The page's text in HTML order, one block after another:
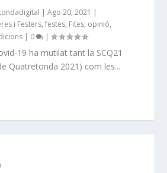
|Ago 20, 2021 |
i Festers,festes, Fites, opinió,
| 0 |
19 ha mutilat tant la SCQ21
Quatretonda 2021) com les...